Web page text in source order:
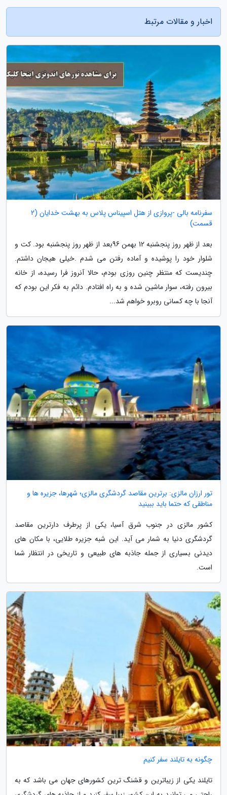
اخبار و مقالات مرتبط
سفرنامه بالی -پروازی از هتل اسپیناس پلاس به بهشت خدایان (2
قسمت)
بعد از ظهر روز پنجشنبه 12 بهمن 96بعد از ظهر روز پنجشنبه بود. کت و
شلوار خود را پوشیده و آماده رفتن می شدم .خیلی هیجان داشتم.
چندیست که منتظر چنین روزی بودم، حالا آنروز فرا رسیده، از خانه
بیرون رفته، سوار ماشین شده و به راه افتادم. دائم به فکر این بودم که
آنجا با چه کسانی روبرو خواهم شد...
تور ارزان مالزی: برترین مقاصد گردشگری مالزی؛ شهرها، جزیره ها و
مناطقی که حتما باید ببینید
کشور مالزی در جنوب شرق آسیا، یکی از پرطرف دارترین مقاصد
گردشگری دنیا به شمار می آید. این شبه جزیره طلایی، با مکان های
دیدنی بسیاری از جمله جاذبه های طبیعی و تاریخی در انتظار شما
است.
چگونه به تایلند سفر کنیم
تایلند یکی از زیباترین و قشنگ ترین کشورهای جهان می باشد که به